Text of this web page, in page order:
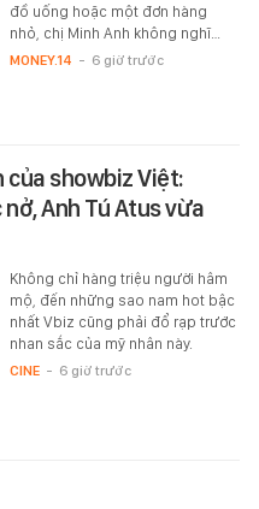
đồ uống hoặc một đơn hàng
nhỏ, chị Minh Anh không nghĩ…
MONEY.14 - 6 giờ trước
của showbiz Việt:
Anh Tú Atus vừa
Không chỉ hàng triệu người hâm
mộ, đến những sao nam hot bậc
nhất Vbiz cũng phải đổ rạp trước
nhan sắc của mỹ nhân này.
CINE - 6 giờ trước